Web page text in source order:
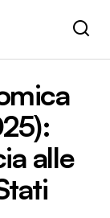
e Cina
alle